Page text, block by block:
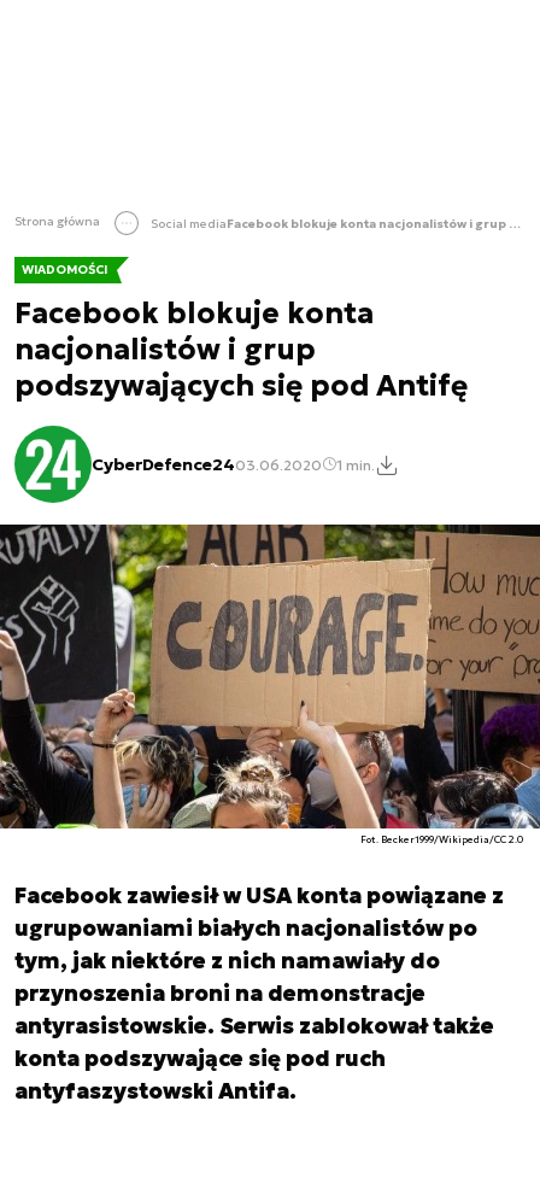
Strona główna Social media Facebook blokuje konta nacjonalistów i grup podszywających się pod Antifę
WIADOMOŚCI
Facebook blokuje konta
nacjonalistów i grup
podszywających się pod Antifę
CyberDefence2403.06.2020 1 min.
Fot. Becker1999/Wikipedia/CC 2.0
Facebook zawiesił w USA konta powiązane z
ugrupowaniami białych nacjonalistów po
tym, jak niektóre z nich namawiały do
przynoszenia broni na demonstracje
antyrasistowskie. Serwis zablokował także
konta podszywające się pod ruch
antyfaszystowski Antifa.